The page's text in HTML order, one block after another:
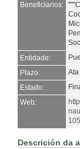
Beneficiarios:
Entidade:
Plazo:
Estado:
Web:
Descrición da